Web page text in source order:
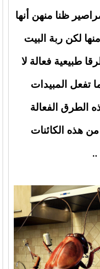
ظنا منهن أنها
لكن ربة البيت
طبيعية فعالة لا
تفعل المبيدات
الطرق الفعالة
هذه الكائنات
..